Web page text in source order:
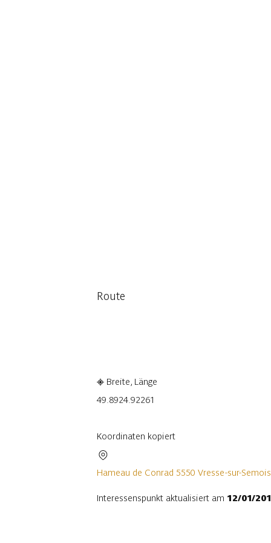
Route
Breite, Länge
49.8924.92261
Koordinaten kopiert
Hameau de Conrad 5550 Vresse-sur-Semois
Interessenspunkt aktualisiert am 12/01/